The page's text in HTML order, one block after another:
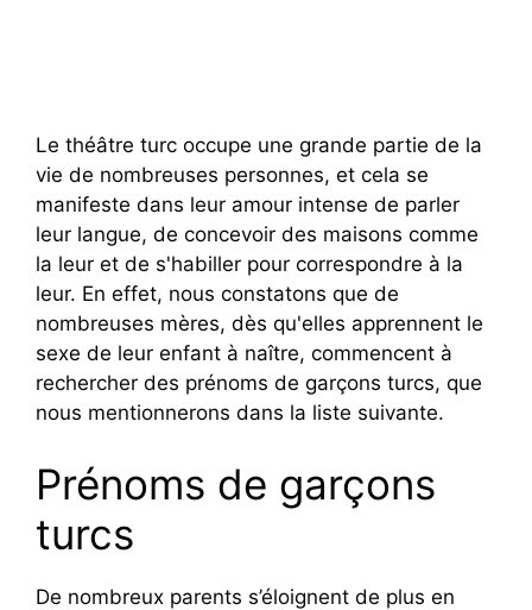
Le théâtre turc occupe une grande partie de la
vie de nombreuses personnes, et cela se
manifeste dans leur amour intense de parler
leur langue, de concevoir des maisons comme
la leur et de s'habiller pour correspondre à la
leur. En effet, nous constatons que de
nombreuses mères, dès qu'elles apprennent le
sexe de leur enfant à naître, commencent à
rechercher des prénoms de garçons turcs, que
nous mentionnerons dans la liste suivante.
Prénoms de garçons
turcs
De nombreux parents s’éloignent de plus en